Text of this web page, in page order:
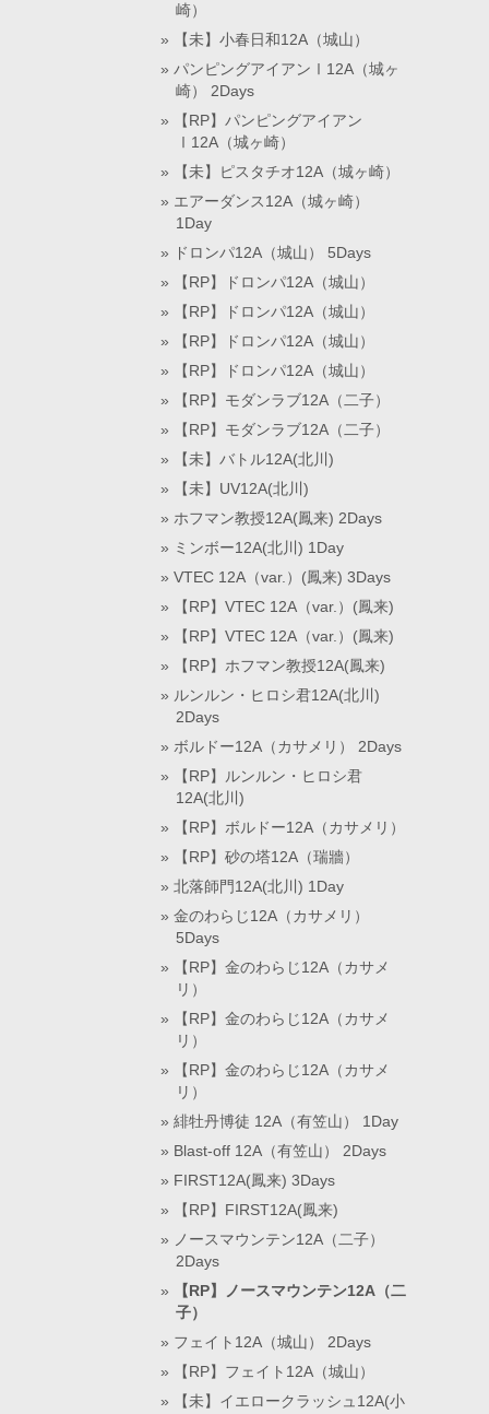
崎）
【未】小春日和12A（城山）
パンピングアイアンⅠ12A（城ヶ
崎） 2Days
【RP】パンピングアイアン
Ⅰ12A（城ヶ崎）
【未】ピスタチオ12A（城ヶ崎）
エアーダンス12A（城ヶ崎）
1Day
ドロンパ12A（城山） 5Days
【RP】ドロンパ12A（城山）
【RP】ドロンパ12A（城山）
【RP】ドロンパ12A（城山）
【RP】ドロンパ12A（城山）
【RP】モダンラブ12A（二子）
【RP】モダンラブ12A（二子）
【未】バトル12A(北川)
【未】UV12A(北川)
ホフマン教授12A(鳳来) 2Days
ミンボー12A(北川) 1Day
VTEC 12A（var.）(鳳来) 3Days
【RP】VTEC 12A（var.）(鳳来)
【RP】VTEC 12A（var.）(鳳来)
【RP】ホフマン教授12A(鳳来)
ルンルン・ヒロシ君12A(北川)
2Days
ボルドー12A（カサメリ） 2Days
【RP】ルンルン・ヒロシ君
12A(北川)
【RP】ボルドー12A（カサメリ）
【RP】砂の塔12A（瑞牆）
北落師門12A(北川) 1Day
金のわらじ12A（カサメリ）
5Days
【RP】金のわらじ12A（カサメ
リ）
【RP】金のわらじ12A（カサメ
リ）
【RP】金のわらじ12A（カサメ
リ）
緋牡丹博徒 12A（有笠山） 1Day
Blast-off 12A（有笠山） 2Days
FIRST12A(鳳来) 3Days
【RP】FIRST12A(鳳来)
ノースマウンテン12A（二子）
2Days
【RP】ノースマウンテン12A（二
子）
フェイト12A（城山） 2Days
【RP】フェイト12A（城山）
【未】イエロークラッシュ12A(小